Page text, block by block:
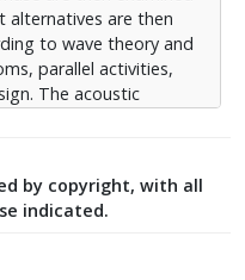
Τέλος
της διερεύνησης,
και γίνονται
Λέξεις –
θεωρία
alternatives are then
to wave theory and
parallel activities,
The acoustic
sound insulation
shell is next
international noise
by copyright, with all
indicated.